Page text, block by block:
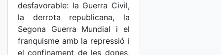
desfavorable: la Guerra Civil,
la derrota republicana, la
Segona Guerra Mundial i el
franquisme amb la repressió i
el confinament de les dones,